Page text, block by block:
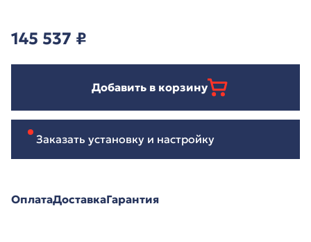
145 537 ₽
Добавить в корзину
Заказать установку и настройку
ОплатаДоставкаГарантия